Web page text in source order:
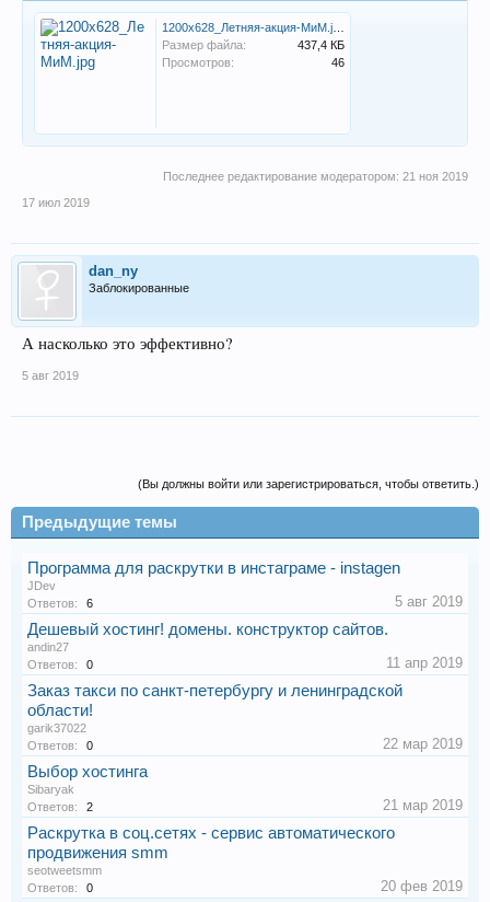
Размер файла:
437,4 КБ
Просмотров:
46
Последнее редактирование модератором: 21 ноя 2019
17 июл 2019
dan_ny
Заблокированные
А насколько это эффективно?
5 авг 2019
(Вы должны войти или зарегистрироваться, чтобы ответить.)
Предыдущие темы
Программа для раскрутки в инстаграме - instagen
JDev
Ответов:
6 5 авг 2019
Дешевый хостинг! домены. конструктор сайтов.
andin27
Ответов:
0 11 апр 2019
Заказ такси по санкт-петербургу и ленинградской
области!
garik37022
Ответов:
0 22 мар 2019
Выбор хостинга
Sibaryak
Ответов:
2 21 мар 2019
Раскрутка в соц.сетях - сервис автоматического
продвижения smm
seotweetsmm
Ответов:
0 20 фев 2019